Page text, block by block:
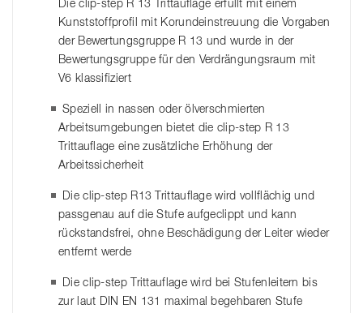
Die clip-step R 13 Trittauflage erfüllt mit einem
Kunststoffprofil mit Korundeinstreuung die Vorgaben
der Bewertungsgruppe R 13 und wurde in der
Bewertungsgruppe für den Verdrängungsraum mit
V6 klassifiziert
Speziell in nassen oder ölverschmierten
Arbeitsumgebungen bietet die clip-step R 13
Trittauflage eine zusätzliche Erhöhung der
Arbeitssicherheit
Die clip-step R13 Trittauflage wird vollflächig und
passgenau auf die Stufe aufgeclippt und kann
rückstandsfrei, ohne Beschädigung der Leiter wieder
entfernt werde
Die clip-step Trittauflage wird bei Stufenleitern bis
zur laut DIN EN 131 maximal begehbaren Stufe